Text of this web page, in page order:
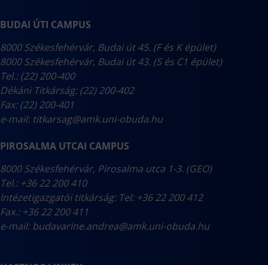
BUDAI ÚTI CAMPUS
8000 Székesfehérvár, Budai út 45. (F és K épület)
8000 Székesfehérvár, Budai út 43. (S és C1 épület)
Tel.: (22) 200-400
Dékáni Titkárság: (22) 200-402
Fax: (22) 200-401
e-mail: titkarsag@amk.uni-obuda.hu
PIROSALMA UTCAI CAMPUS
8000 Székesfehérvár, Pirosalma utca 1-3. (GEO)
Tel.: +36 22 200 410
Intézetigazgatói titkárság: Tel: +36 22 200 412
Fax.: +36 22 200 411
e-mail:budavarine.andrea@amk.uni-obuda.hu